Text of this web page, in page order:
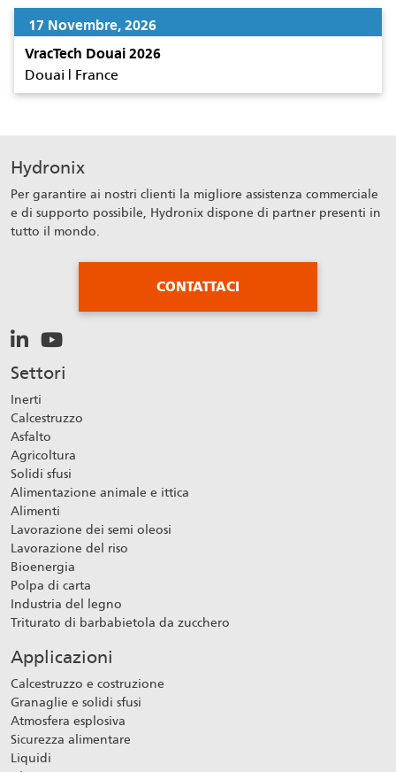
17 Novembre, 2026
VracTech Douai 2026
Douai | France
Hydronix
Per garantire ai nostri clienti la migliore assistenza commerciale
e di supporto possibile, Hydronix dispone di partner presenti in
tutto il mondo.
CONTATTACI
Settori
Inerti
Calcestruzzo
Asfalto
Agricoltura
Solidi sfusi
Alimentazione animale e ittica
Alimenti
Lavorazione dei semi oleosi
Lavorazione del riso
Bioenergia
Polpa di carta
Industria del legno
Triturato di barbabietola da zucchero
Applicazioni
Calcestruzzo e costruzione
Granaglie e solidi sfusi
Atmosfera esplosiva
Sicurezza alimentare
Liquidi